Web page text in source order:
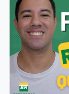
INVESTIR
em
PETROBRAS
para
RECEBER
500
REAIS